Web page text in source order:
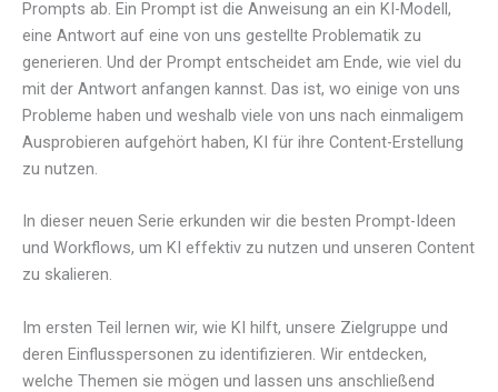
Prompts ab. Ein Prompt ist die Anweisung an ein KI-Modell,
eine Antwort auf eine von uns gestellte Problematik zu
generieren. Und der Prompt entscheidet am Ende, wie viel du
mit der Antwort anfangen kannst. Das ist, wo einige von uns
Probleme haben und weshalb viele von uns nach einmaligem
Ausprobieren aufgehört haben, KI für ihre Content-Erstellung
zu nutzen.
In dieser neuen Serie erkunden wir die besten Prompt-Ideen
und Workflows, um KI effektiv zu nutzen und unseren Content
zu skalieren.
Im ersten Teil lernen wir, wie KI hilft, unsere Zielgruppe und
deren Einflusspersonen zu identifizieren. Wir entdecken,
welche Themen sie mögen und lassen uns anschließend